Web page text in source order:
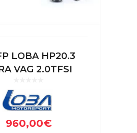
LOBA HP20.3
VAG 2.0TFSI
960,00€